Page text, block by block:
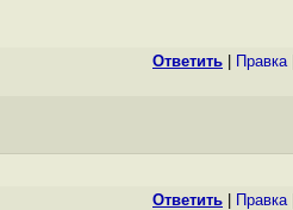
Ответить Правка|
Ответить Правка|